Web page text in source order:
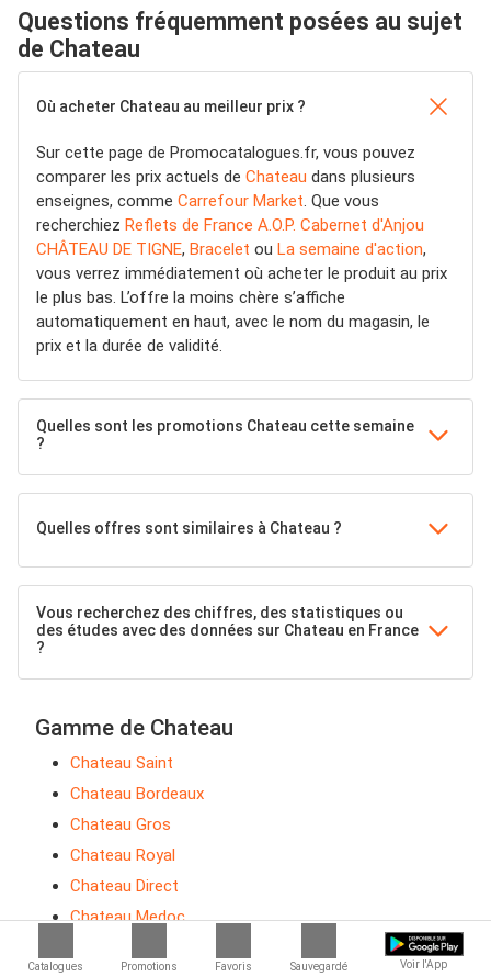
Catalogues Promotions Favoris Sauvegardé Voir l'App
Questions fréquemment posées au sujet
de Chateau
Où acheter Chateau au meilleur prix ?
Sur cette page de Promocatalogues.fr, vous pouvez
comparer les prix actuels de Chateau dans plusieurs
enseignes, comme Carrefour Market . Que vous
recherchiez Reflets de France A.O.P. Cabernet d'Anjou
CHÂTEAU DE TIGNE, Bracelet ou La semaine d'action,
vous verrez immédiatement où acheter le produit au prix
le plus bas. L’offre la moins chère s’affiche
automatiquement en haut, avec le nom du magasin, le
prix et la durée de validité.
Quelles sont les promotions Chateau cette semaine
?
Quelles offres sont similaires à Chateau ?
Vous recherchez des chiffres, des statistiques ou
des études avec des données sur Chateau en France
?
Gamme de Chateau
Chateau Saint
Chateau Bordeaux
Chateau Gros
Chateau Royal
Chateau Direct
Chateau Medoc